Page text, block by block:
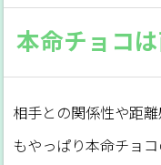
本命チョコ
相手との関係性や距
もやっぱり本命チョ